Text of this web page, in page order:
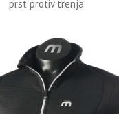
prst protiv trenja